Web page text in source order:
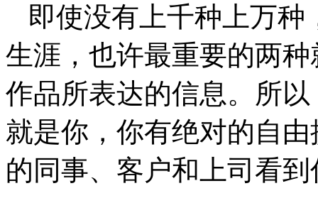
即使没有上千种上万
生涯，也许最重要的两
作品所表达的信息。所
就是你，你有绝对的自
的同事、客户和上司看